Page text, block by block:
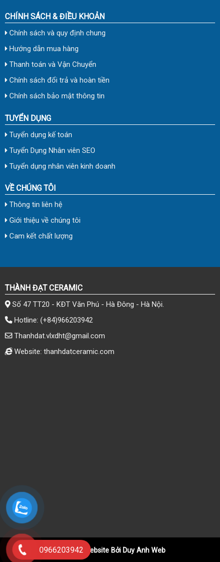
CHÍNH SÁCH & ĐIỀU KHOẢN
Chính sách và quy định chung
Hướng dẫn mua hàng
Thanh toán và Vận Chuyển
Chính sách đổi trả và hoàn tiền
Chính sách bảo mật thông tin
TUYỂN DỤNG
Tuyển dụng kế toán
Tuyển Dụng Nhân viên SEO
Tuyển dụng nhân viên kinh doanh
VỀ CHÚNG TÔI
Thông tin liên hệ
Giới thiệu về chúng tôi
Cam kết chất lượng
THÀNH ĐẠT CERAMIC
Số 47 TT20 - KĐT Văn Phú - Hà Đông - Hà Nội.
Hotline: (+84)966203942
Thanhdat.vlxdht@gmail.com
Website: thanhdatceramic.com
0966203942
Thiết Kế Website Bởi Duy Anh Web